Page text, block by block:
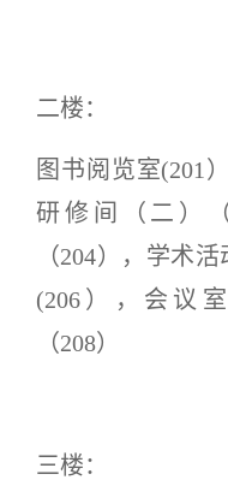
二楼：
图书阅览室(201）
研修间（二）（
（204） ， 学术活
(206）
， 会议
（208）
三楼：